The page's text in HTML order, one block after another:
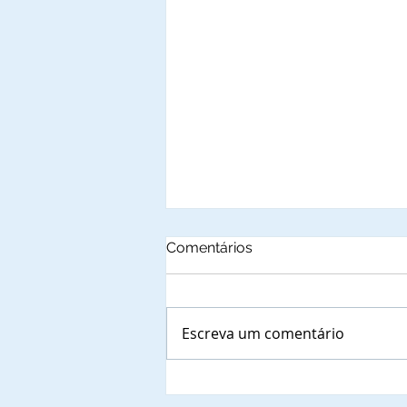
Comentários
Escreva um comentário